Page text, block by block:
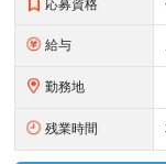
応募資格
給与
勤務地
残業時間